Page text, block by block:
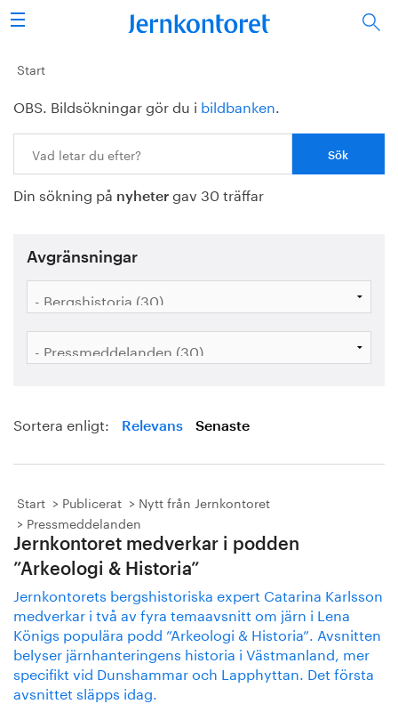
Sök
Stålindustrin
Vision 2050
Forskning/utbildning
Energi/miljö
Vi tycker
Bildbank
Start
OBS. Bildsökningar gör du i bildbanken.
Din sökning på nyheter gav 30 träffar
Avgränsningar
Sortera enligt: Relevans Senaste
Start Publicerat
Nytt från Jernkontoret
Pressmeddelanden
Jernkontoret medverkar i podden
”Arkeologi & Historia”
Jernkontorets bergshistoriska expert Catarina Karlsson
medverkar i två av fyra temaavsnitt om järn i Lena
Königs populära podd ”Arkeologi & Historia”. Avsnitten
belyser järnhanteringens historia i Västmanland, mer
specifikt vid Dunshammar och Lapphyttan. Det första
avsnittet släpps idag.